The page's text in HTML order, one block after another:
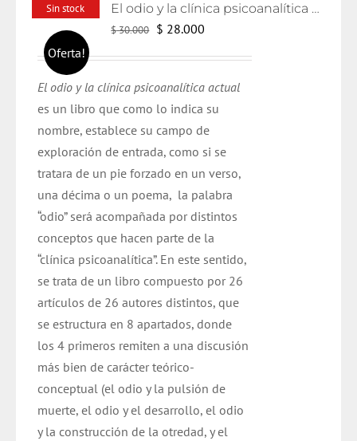
Sin stock
Oferta!
El odio y la clínica psicoanalítica actual
$30.000 El
era:
$ 30.000.
$ 28.000
es:
$ 28.000.
El odio y la clínica psicoanalítica actual
es un libro que como lo indica su
nombre, establece su campo de
exploración de entrada, como si se
tratara de un pie forzado en un verso,
una décima o un poema, la palabra
“odio” será acompañada por distintos
conceptos que hacen parte de la
“clínica psicoanalítica”. En este sentido,
se trata de un libro compuesto por 26
artículos de 26 autores distintos, que
se estructura en 8 apartados, donde
los 4 primeros remiten a una discusión
más bien de carácter teórico-
conceptual (el odio y la pulsión de
muerte, el odio y el desarrollo, el odio
y la construcción de la otredad, y el